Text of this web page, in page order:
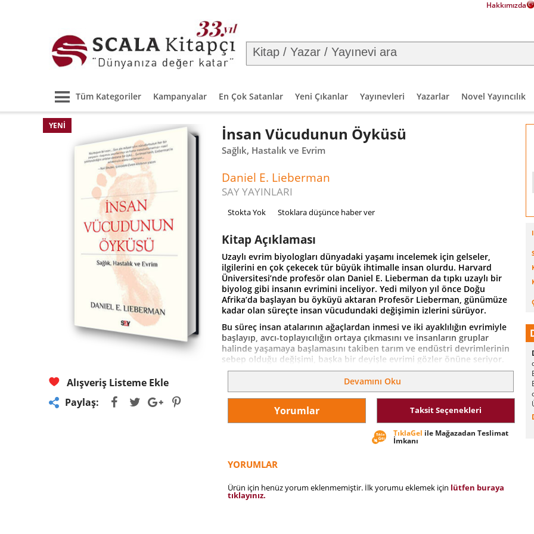
Hakkımızda
Tüm Kategoriler Kampanyalar En Çok Satanlar Yeni Çıkanlar Yayınevleri Yazarlar Novel Yayıncılık
YENI
Alışveriş Listeme Ekle
Paylaş:
İnsan Vücudunun Öyküsü
Sağlık, Hastalık ve Evrim
Daniel E. Lieberman
SAY YAYINLARI
Stokta Yok Stoklara düşünce haber ver
Kitap Açıklaması
Uzaylı evrim biyologları dünyadaki yaşamı incelemek için gelseler,
ilgilerini en çok çekecek tür büyük ihtimalle insan olurdu. Harvard
Üniversitesi’nde profesör olan Daniel E. Lieberman da tıpkı uzaylı bir
biyolog gibi insanın evrimini inceliyor. Yedi milyon yıl önce Doğu
Afrika’da başlayan bu öyküyü aktaran Profesör Lieberman, günümüze
kadar olan süreçte insan vücudundaki değişimin izlerini sürüyor.
Bu süreç insan atalarının ağaçlardan inmesi ve iki ayaklılığın evrimiyle
başlayıp, avcı-toplayıcılığın ortaya çıkmasını ve insanların gruplar
halinde yaşamaya başlamasını takiben tarım ve endüstri devrimlerinin
sebep olduğu değişimi, başka bir deyişle evrimi gözler önüne seriyor.
Günümüze gelindiğinde ise Doğu Afrika’da avcı-toplayıcı olmak üzere
uyarlanmış ve modern yaşam tarzlarına uyum sağlamakta zorlanan
vücutlarımızın maruz kaldığı kalp hastalığı, kanser ve diyabet gibi
uyumsuz hastalıkları görüyoruz.
Daniel E. Lieberman, evrimsel bir bakış açısının bu hastalıkların niçin
ortaya çıktıklarını anlamamıza ve daha da önemlisi önlememize nasıl
yardımcı olacağını, son derece açık ve kolay anlaşılır bir dille anlatıyor.
yolculuğuna tanık olurken, bir yandan da günümüzde sağlıklı bir yaşam
Devamını Oku
Yorumlar Taksit Seçenekleri
TıklaGel ile Mağazadan Teslimat
İmkanı
YORUMLAR
Ürün için henüz yorum eklenmemiştir. İlk yorumu eklemek için lütfen buraya
tıklayınız.